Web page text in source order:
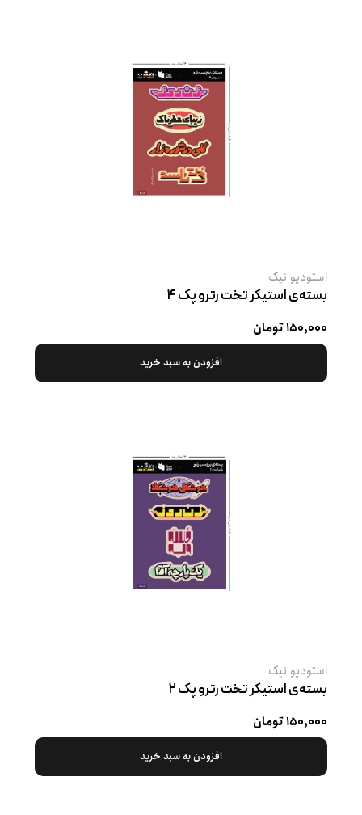
استودیو نیک
بسته‌ی استیکر تخت رترو پک ۴
۱۵۰,۰۰۰ تومان
افزودن به سبد خرید
استودیو نیک
بسته‌ی استیکر تخت رترو پک ۲
۱۵۰,۰۰۰ تومان
افزودن به سبد خرید